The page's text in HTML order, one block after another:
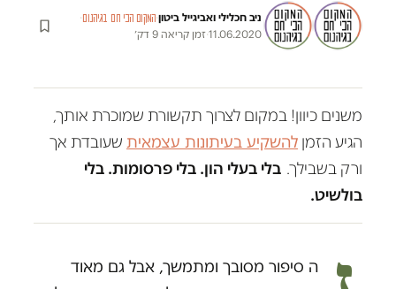
ניב חכלילי ואביגייל ביטון·המקום הכי חם בגיהנום·
11.06.2020
·זמן קריאה 9 דק׳
משנים כיוון! במקום לצרוך תקשורת שמוכרת אותך,
הגיע הזמן להשקיע בעיתונות עצמאית שעובדת אך
ורק בשבילך. בלי בעלי הון. בלי פרסומות. בלי
בולשיט.
ה סיפור מסובך ומתמשך, אבל גם מאוד